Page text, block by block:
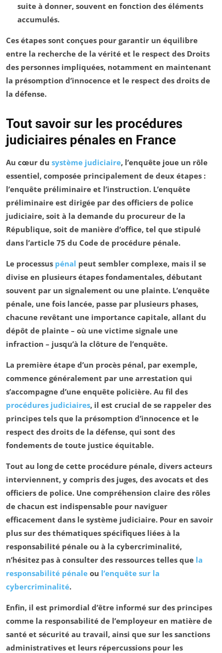
suite à donner, souvent en fonction des éléments
accumulés.
Ces étapes sont conçues pour garantir un équilibre
entre la recherche de la vérité et le respect des Droits
des personnes impliquées, notamment en maintenant
la présomption d’innocence et le respect des droits de
la défense.
Tout savoir sur les procédures
judiciaires pénales en France
Au cœur du système judiciaire, l’enquête joue un rôle
essentiel, composée principalement de deux étapes :
l’enquête préliminaire et l’instruction. L’enquête
préliminaire est dirigée par des officiers de police
judiciaire, soit à la demande du procureur de la
République, soit de manière d’office, tel que stipulé
dans l’article 75 du Code de procédure pénale.
Le processus pénal peut sembler complexe, mais il se
divise en plusieurs étapes fondamentales, débutant
souvent par un signalement ou une plainte. L’enquête
pénale, une fois lancée, passe par plusieurs phases,
chacune revêtant une importance capitale, allant du
dépôt de plainte – où une victime signale une
infraction – jusqu’à la clôture de l’enquête.
La première étape d’un procès pénal, par exemple,
commence généralement par une arrestation qui
s’accompagne d’une enquête policière. Au fil des
procédures judiciaires, il est crucial de se rappeler des
principes tels que la présomption d’innocence et le
respect des droits de la défense, qui sont des
fondements de toute justice équitable.
Tout au long de cette procédure pénale, divers acteurs
interviennent, y compris des juges, des avocats et des
officiers de police. Une compréhension claire des rôles
de chacun est indispensable pour naviguer
efficacement dans le système judiciaire. Pour en savoir
plus sur des thématiques spécifiques liées à la
responsabilité pénale ou à la cybercriminalité,
n’hésitez pas à consulter des ressources telles que la
responsabilité pénale ou l’enquête sur la
cybercriminalité.
Enfin, il est primordial d’être informé sur des principes
comme la responsabilité de l’employeur en matière de
santé et sécurité au travail, ainsi que sur les sanctions
administratives et leurs répercussions pour les